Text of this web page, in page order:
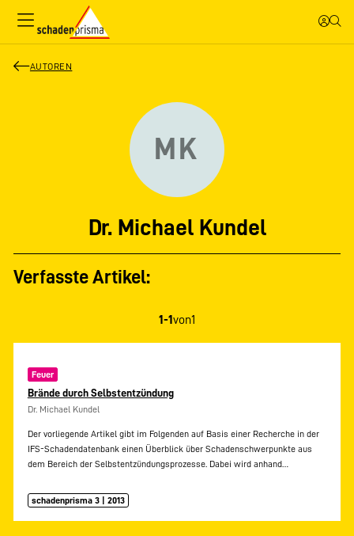
AUTOREN
MK
Dr. Michael Kundel
Verfasste Artikel:
1-1von1
Feuer
Brände durch Selbstentzündung
Dr. Michael Kundel
Der vorliegende Artikel gibt im Folgenden auf Basis einer Recherche in der
IFS-Schadendatenbank einen Überblick über Schadenschwerpunkte aus
dem Bereich der Selbstentzündungsprozesse. Dabei wird anhand…
schadenprisma 3 | 2013